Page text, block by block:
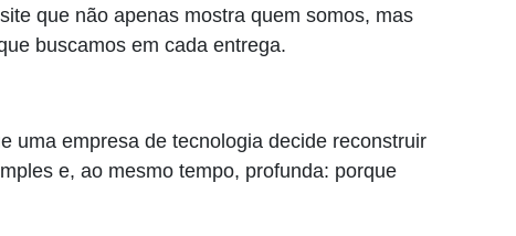
que não apenas mostra quem somos, mas
buscamos em cada entrega.
uma empresa de tecnologia decide reconstruir
e, ao mesmo tempo, profunda: porque